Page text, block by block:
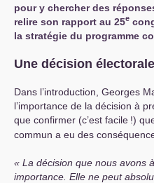
pour y chercher des
relire son rapport au 25e
la stratégie du programme
Une décision
Dans l’introduction, Georges
l’importance de la décision à
que confirmer (c’est facile !)
commun a eu des
La décision que nous avons
importance. Elle ne peut